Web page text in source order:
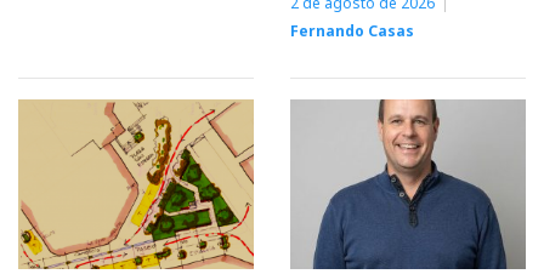
Fernando Casas